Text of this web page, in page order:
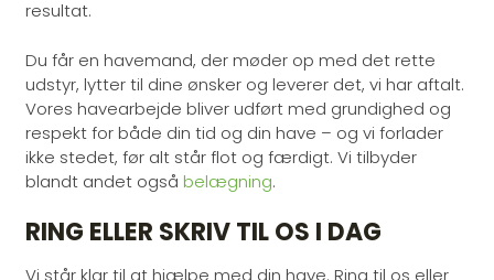
resultat.
Du får en havemand, der møder op med det rette
udstyr, lytter til dine ønsker og leverer det, vi har aftalt.
Vores havearbejde bliver udført med grundighed og
respekt for både din tid og din have – og vi forlader
ikke stedet, før alt står flot og færdigt. Vi tilbyder
blandt andet også belægning.
RING ELLER SKRIV TIL OS I DAG
Vi står klar til at hjælpe med din have. Ring til os eller